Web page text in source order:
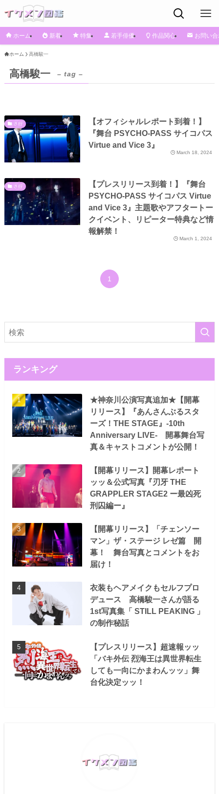
ホーム 新着 特集 若手俳優 作品関心 お問い
ホーム ⾼橋駿⼀
⾼橋駿⼀ – tag –
さ行
【オフィシャルレポート到着！】
『舞台 PSYCHO-PASS サイコパス
Virtue and Vice 3』
March 18, 2024
さ行
【プレスリリース到着！】『舞台
PSYCHO-PASS サイコパス Virtue
and Vice 3』主題歌やアフタートー
クイベント、リピーター特典など情
報解禁！
March 1, 2024
1
ランキング
★神奈川公演写真追加★【開幕
リリース】『あんさんぶるスタ
ーズ！THE STAGE』-10th
Anniversary LIVE- 開幕舞台写
真＆キャストコメントが公開！
【開幕リリース】開幕レポート
ッッ＆公式写真『刃牙 THE
GRAPPLER STAGE2 ー最凶死
刑囚編ー』
【開幕リリース】「チェンソー
マン」ザ・ステージ レゼ篇 開
幕！ 舞台写真とコメントをお
届け！
衣装もヘアメイクもセルフプロ
デュース 高橋駿一さんが語る
1st写真集「 STILL PEAKING 」
の制作秘話
【プレスリリース】超速報ッッ
「バキ外伝 烈海王は異世界転生
しても一向にかまわんッッ」舞
台化決定ッッ！